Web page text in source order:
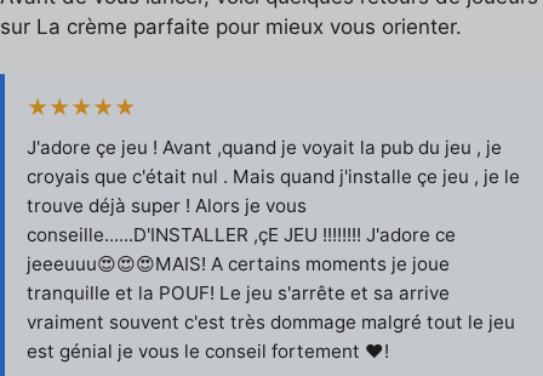
sur La crème parfaite pour mieux vous orienter.
★★★★★
J'adore çe jeu ! Avant ,quand je voyait la pub du jeu , je
croyais que c'était nul . Mais quand j'installe çe jeu , je le
trouve déjà super ! Alors je vous
conseille......D'INSTALLER ,çE JEU !!!!!!!! J'adore ce
jeeeuuu😍😍😍MAIS! A certains moments je joue
tranquille et la POUF! Le jeu s'arrête et sa arrive
vraiment souvent c'est très dommage malgré tout le jeu
est génial je vous le conseil fortement ❤️!